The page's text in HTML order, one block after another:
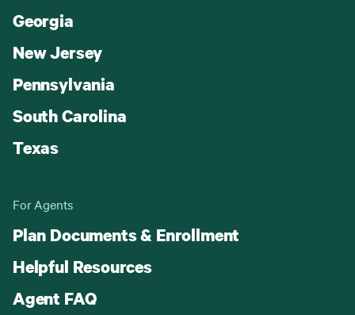
Georgia
New Jersey
Pennsylvania
South Carolina
Texas
For Agents
Plan Documents & Enrollment
Helpful Resources
Agent FAQ